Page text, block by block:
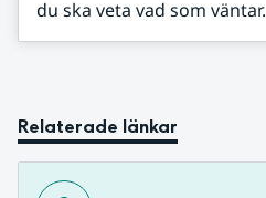
du ska veta vad som väntar.
Relaterade länkar